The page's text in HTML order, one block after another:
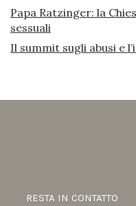
Papa Ratzinger: la
sessuali
Il summit sugli abusi e
RESTA IN CONTATTO